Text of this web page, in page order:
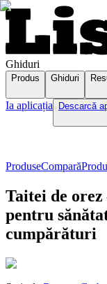
Ghiduri
Produs Ghiduri
Ia aplicația Descarcă
ProduseCompară
Taitei de
pentru
cumpărături